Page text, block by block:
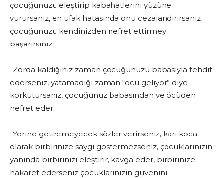
çocuğunuzu eleştirip kabahatlerini yüzüne
vurursanız, en ufak hatasında onu cezalandırırsanız
çocuğunuzu kendinizden nefret ettirmeyi
başarırsınız.
-Zorda kaldığınız zaman çocuğunuzu babasıyla tehdit
eder­seniz, yatamadığı zaman “öcü geliyor” diye
korkutursanız, ço­cuğunuz babasından ve öcüden
nefret eder.
-Yerine getiremeyecek sözler verirseniz, karı koca
olarak birbirinize saygı göstermezseniz, çocuklarınızın
yanında birbiri­nizi eleştirir, kavga eder, birbirinize
hakaret ederseniz çocuklarınızın güvenini